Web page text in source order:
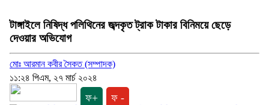
টাঙ্গাইলে নিষিদ্ধ পলিথিনের জব্দকৃত ট্রাক টাকার বিনিময়ে ছেড়ে
দেওয়ার অভিযোগ
মোঃ আরমান কবীর সৈকত (সম্পাদক)
১১:২৪ পিএম, ২৭ মার্চ ২০২৪
ফ+ ফ -